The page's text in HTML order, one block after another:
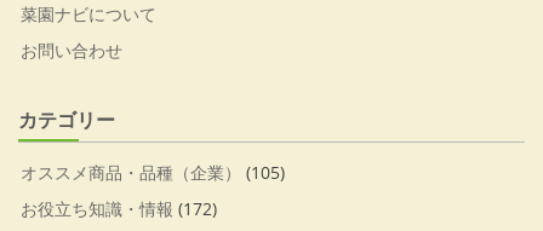
菜園ナビについて
お問い合わせ
カテゴリー
オススメ商品・品種（企業）
(105)
お役立ち知識・情報 (172)